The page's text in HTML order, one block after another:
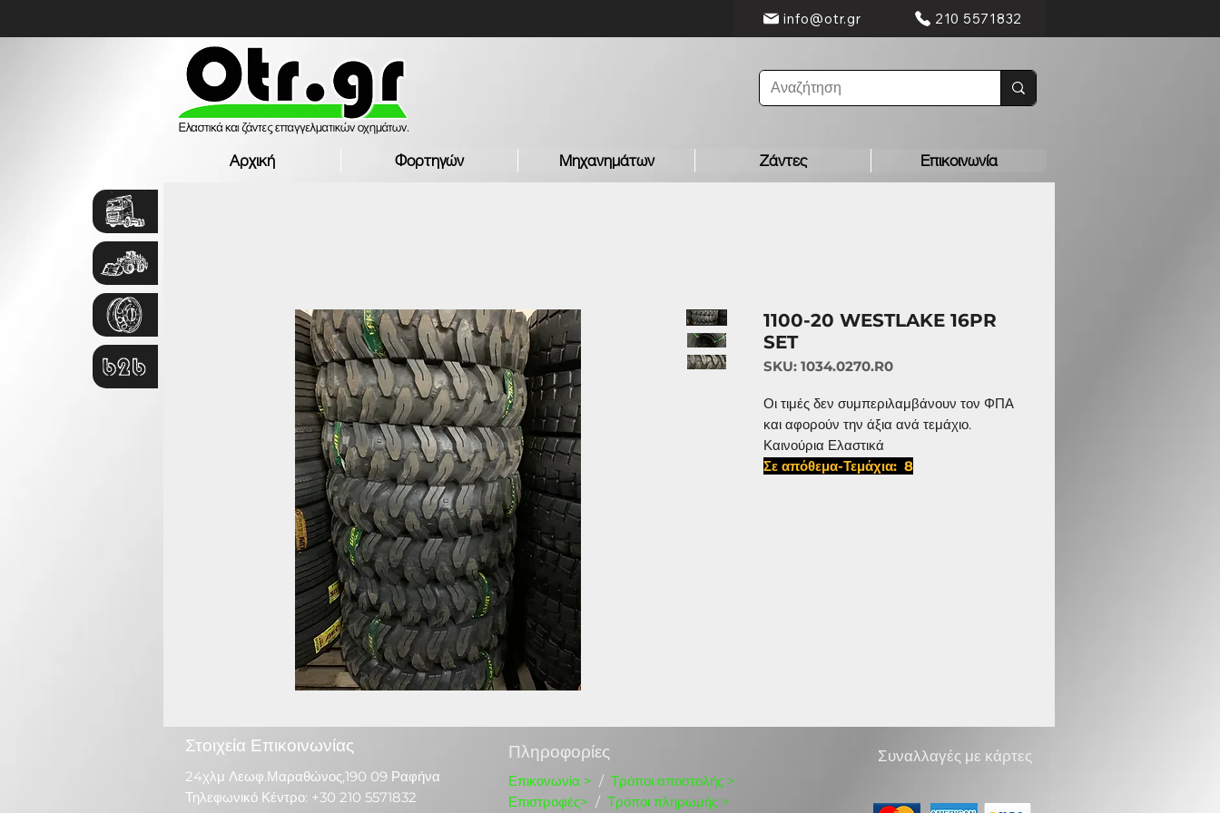
info@otr.gr 210 5571832
Αρχική Φορτηγών Μηχανημάτων Ζάντες Επικοινωνία
1100-20 WESTLAKE 16PR
SET
SKU: 1034.0270.R0
Οι τιμές δεν συμπεριλαμβάνουν τον ΦΠΑ
και αφορούν την άξια ανά τεμάχιο.
Καινούρια Ελαστικά
Σε απόθεμα-Τεμάχια: 8
Στοιχεία Επικοινωνίας
24χλμ Λεωφ.Μαραθώνος,190 09 Ραφήνα
Τηλεφωνικό Κέντρο: +30 210 5571832
Πληροφορίες
Επικονωνία > / Τρόποι αποστολής >
Επιστροφές> / Τρόποι πληρωμής >
Συναλλαγές με κάρτες